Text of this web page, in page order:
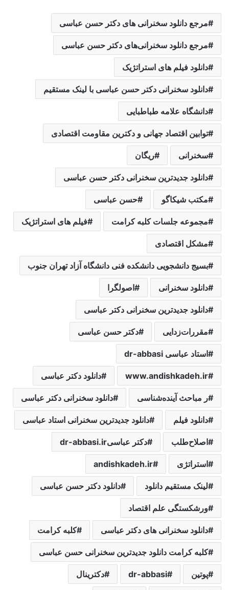
مرجع دانلود سخنرانی های دکتر حسن عباسی
مرجع دانلود سخنرانی‌های دکتر حسن عباسی
دانلود فیلم های استراتژیک
دانلود سخنرانی دکتر حسن عباسی با لینک مستقیم
دانشگاه علامه طباطبایی
توابین اقتصاد جهانی و دکترین مقاومت اقتصادی
سخنرانی ریگان
دانلود جدیدترین سخنرانی دکتر حسن عباسی
مکتب شیکاگو حسن عباسی
مجموعه جلسات کلبه کرامت فیلم های استراتژیک
مشکل اقتصادی
بسیج دانشجویی دانشکده فنی دانشگاه آزاد تهران جنوب
دانلود سخنرانی اصولگرا
دانلود جدیدترین سخنرانی دکتر عباسی
مقررات‌زدایی دکتر حسن عباسی
استاد عباسی dr-abbasi
www.andishkadeh.ir دانلود دکتر عباسی
ر مباحث آینده‌شناسی دانلود سخنرانی دکتر عباسی
دانلود فیلم دانلود جدیدترین سخنرانی استاد عباسی
اصلاح‌طلب دکتر عباسیdr-abbasi.ir
استراتژی andishkadeh.ir
لینک مستقیم دانلود دانلود دکتر حسن عباسی
ورشکستگی علم اقتصاد
دانلود سخنرانی های دکتر عباسی کلبه کرامت
کلبه کرامت دانلود جدیدترین سخنرانی حسن عباسی
پوتین dr-abbasi دکترینال